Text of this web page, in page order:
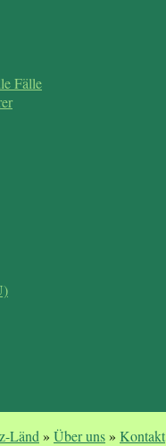
Fälle
Länd » Über uns» Kontakt